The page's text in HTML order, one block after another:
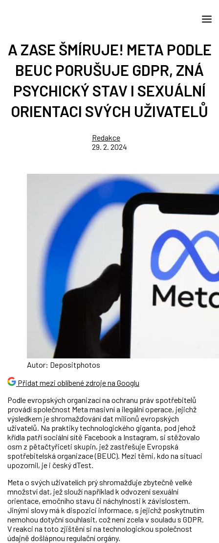
A ZASE ŠMÍRUJE! META PODLE
BEUC PORUŠUJE GDPR, ZNÁ
PSYCHICKÝ STAV I SEXUÁLNÍ
ORIENTACI SVÝCH UŽIVATELŮ
Redakce
29. 2. 2024
Autor: Depositphotos
Přidat mezi oblíbené zdroje na Googlu
Podle evropských organizací na ochranu práv spotřebitelů
provádí společnost Meta masivní a ilegální operace, jejichž
výsledkem je shromažďování dat milionů evropských
uživatelů. Na praktiky technologického giganta, pod jehož
křídla patří sociální sítě Facebook a Instagram, si stěžovalo
osm z pětačtyřiceti skupin, jež zastřešuje Evropská
spotřebitelská organizace (BEUC). Mezi těmi, kdo na situaci
upozornil, je i český dTest.
Meta o svých uživatelích prý shromažďuje zbytečně velké
množství dat, jež slouží například k odvození sexuální
orientace, emočního stavu či náchylnosti k závislostem.
Jinými slovy má k dispozici informace, s jejichž poskytnutím
nemohou dotyční souhlasit, což není zcela v souladu s GDPR.
V reakci na toto zjištění si na technologickou společnost
údajně došlápnou regulační orgány.